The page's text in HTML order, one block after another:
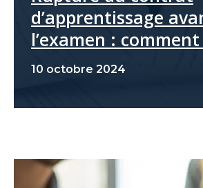
d’apprentissage
l’examen :
10 octobre 2024